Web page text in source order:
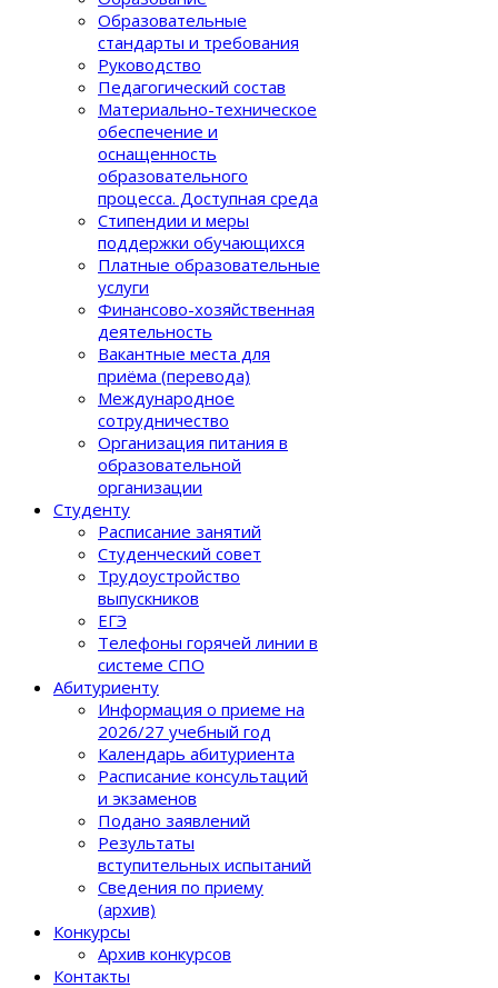
Образовательные
стандарты и требования
Руководство
Педагогический состав
Материально-техническое
обеспечение и
оснащенность
образовательного
процеcса. Доступная среда
Стипендии и меры
поддержки обучающихся
Платные образовательные
услуги
Финансово-хозяйственная
деятельность
Вакантные места для
приёма (перевода)
Международное
сотрудничество
Организация питания в
образовательной
организации
Студенту
Расписание занятий
Студенческий совет
Трудоустройство
выпускников
ЕГЭ
Телефоны горячей линии в
системе СПО
Абитуриенту
Информация о приеме на
2026/27 учебный год
Календарь абитуриента
Расписание консультаций
и экзаменов
Подано заявлений
Результаты
вступительных испытаний
Сведения по приему
(архив)
Конкурсы
Архив конкурсов
Контакты